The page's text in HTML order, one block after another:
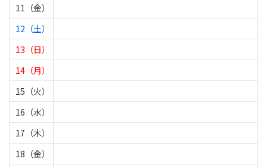
11（金）
12（土）
13（日）
14（月）
15（火）
16（水）
17（木）
18（金）